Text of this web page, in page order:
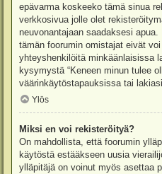
epävarma koskeeko tämä sinua
verkkosivua jolle olet
neuvonantajaan saadaksesi
tämän foorumin omistajat eivät
yhteyshenkilöitä minkäänlaisissa
kysymystä “Keneen minun tulee
väärinkäytöstapauksissa tai
Ylös
Miksi en voi rekisteröityä?
On mahdollista, että foorumin
käytöstä estääkseen uusia
ylläpitäjä on voinut myös asettaa